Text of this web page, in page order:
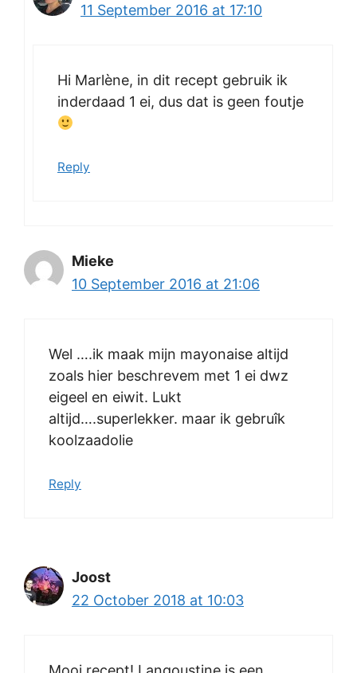
11 September 2016 at 17:10
Hi Marlène, in dit recept gebruik ik
inderdaad 1 ei, dus dat is geen foutje
Reply
Mieke
10 September 2016 at 21:06
Wel ….ik maak mijn mayonaise altijd
zoals hier beschrevem met 1 ei dwz
eigeel en eiwit. Lukt
altijd….superlekker. maar ik gebruîk
koolzaadolie
Reply
Joost
22 October 2018 at 10:03